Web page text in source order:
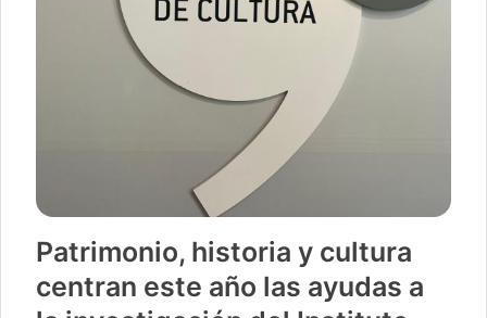
Patrimonio, historia y cultura
centran este año las ayudas a